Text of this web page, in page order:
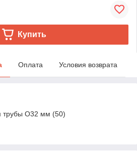
Купить
Оплата Условия возврата
трубы O32 мм (50)